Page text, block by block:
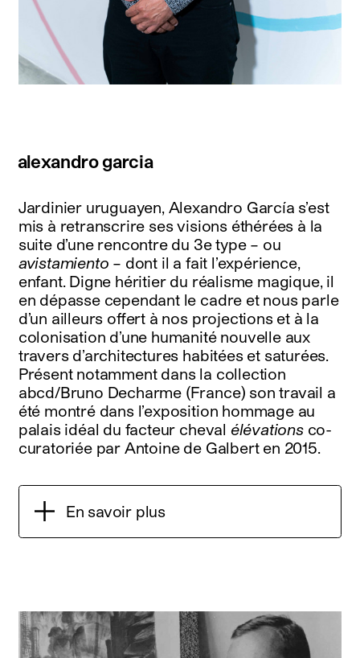
alexandro garcia
Jardinier uruguayen, Alexandro García s’est
mis à retranscrire ses visions éthérées à la
suite d’une rencontre du 3e type – ou
avistamiento – dont il a fait l’expérience,
enfant. Digne héritier du réalisme magique, il
en dépasse cependant le cadre et nous parle
d’un ailleurs offert à nos projections et à la
colonisation d’une humanité nouvelle aux
travers d’architectures habitées et saturées.
Présent notamment dans la collection
abcd/Bruno Decharme (France) son travail a
été montré dans l’exposition hommage au
palais idéal du facteur cheval élévationsco-
curatoriée par Antoine de Galbert en 2015.
En savoir plus